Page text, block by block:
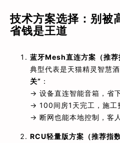
技术方案选择：别被
省钱是王道
蓝牙Mesh直连方案（
典型代表是天猫精灵智慧酒
关” ：
→ 设备直连智能音箱，省
→ 100间房1天完工，施工
→ 断网也能本地控制，客
RCU轻量版方案（推荐